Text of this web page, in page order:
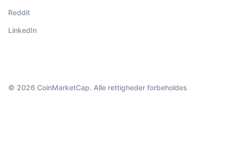
Reddit
LinkedIn
© 2026 CoinMarketCap. Alle rettigheder forbeholdes